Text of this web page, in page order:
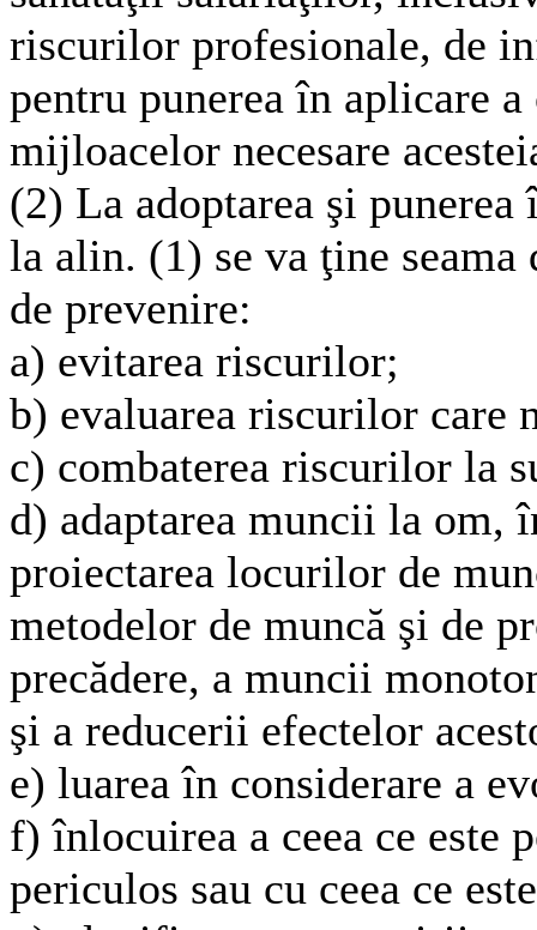
riscurilor profesionale, de
pentru punerea în aplicare
mijloacelor necesare
(2) La adoptarea şi
la alin. (1) se va ţine
de prevenire:
a) evitarea riscurilor;
b) evaluarea riscurilor care
c) combaterea riscurilor la
d) adaptarea muncii la om,
proiectarea locurilor de
metodelor de muncă şi de
precădere, a muncii
şi a reducerii efectelor
e) luarea în considerare a
f) înlocuirea a ceea ce este
periculos sau cu ceea ce